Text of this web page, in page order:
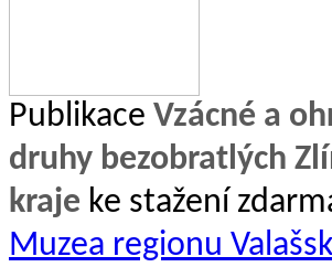
Publikace Vzácné a
druhy bezobratlých
kraje ke stažení
Muzea regionu